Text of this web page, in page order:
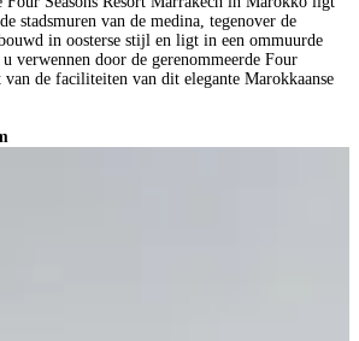
stadsmuren van de medina, tegenover de
in oosterse stijl en ligt in een ommuurde
verwennen door de gerenommeerde Four
van de faciliteiten van dit elegante Marokkaanse